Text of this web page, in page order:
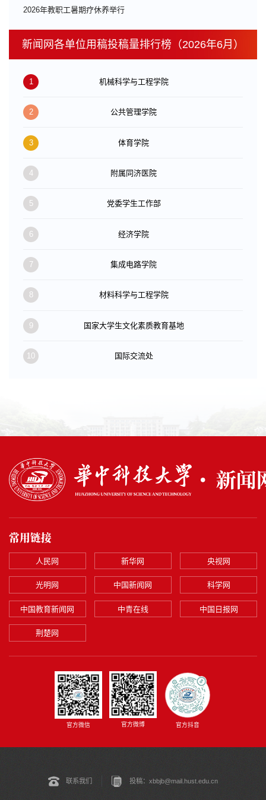
​2026年教职工暑期疗休养举行
新闻网各单位用稿投稿量排行榜（2026年6月）
1 机械科学与工程学院
2 公共管理学院
3 体育学院
4 附属同济医院
5 党委学生工作部
6 经济学院
7 集成电路学院
8 材料科学与工程学院
9 国家大学生文化素质教育基地
10 国际交流处
常用链接
人民网 新华网 央视网
光明网 中国新闻网 科学网
中国教育新闻网 中青在线 中国日报网
荆楚网
官方微信 官方微博 官方抖音
联系我们 投稿：xbbjb@mail.hust.edu.cn